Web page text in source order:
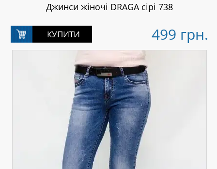
Джинси жіночі DRAGA сірі 738
499 грн.